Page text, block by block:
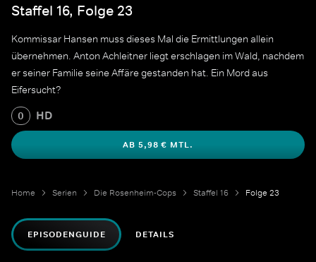
Staffel 16, Folge 23
Kommissar Hansen muss dieses Mal die Ermittlungen allein
übernehmen. Anton Achleitner liegt erschlagen im Wald, nachdem
er seiner Familie seine Affäre gestanden hat. Ein Mord aus
Eifersucht?
0 HD
AB 5,98 € MTL.
Home Serien Die Rosenheim-Cops Staffel 16 Folge 23
EPISODENGUIDE DETAILS